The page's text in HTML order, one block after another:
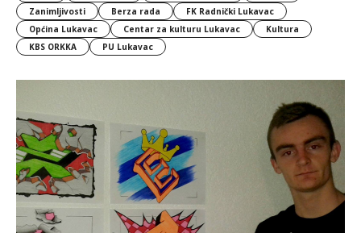
Zanimljivosti
Berza rada
FK Radnički Lukavac
Općina Lukavac
Centar za kulturu Lukavac
Kultura
KBS ORKKA
PU Lukavac